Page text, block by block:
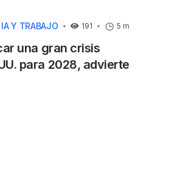
IA Y TRABAJO 191 5 m
una gran crisis
para 2028, advierte